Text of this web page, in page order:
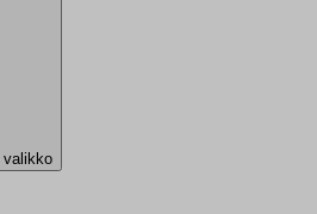
valikko